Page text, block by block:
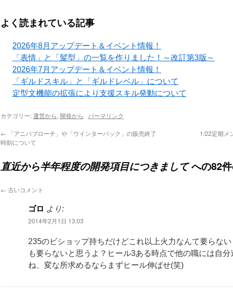
よく読まれている記事
2026年8月アップデート＆イベント情報！
「表情」と「髪型」の一覧を作りました！～改訂第3版～
2026年7月アップデート＆イベント情報！
「ギルドスキル」と「ギルドレベル」について
定型文機能の拡張により支援スキル発動について
カテゴリー:運営から, 開発から パーマリンク
← 「アニバブローチ」や「ウインターパック」の販売終了
時刻について
1/22定期メ
直近から半年程度の開発項目につきましてへの82
← 古いコメント
ゴロ より:
2014年2月1日 13:03
235のビショップ持ちだけどこれ以上火力なんて要らな
も要らないと思うよ？ヒール3ある時点で他の職には自
ね、変な所求めるならまずヒール伸ばせ(笑)